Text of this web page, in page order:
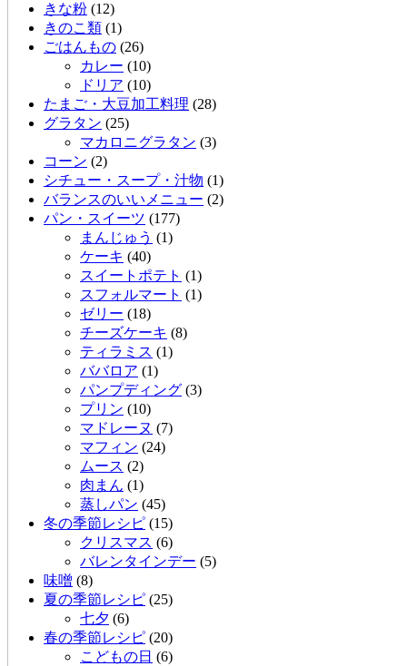
きな粉 (12)
きのこ類 (1)
ごはんもの (26)
カレー (10)
ドリア (10)
たまご・大豆加工料理 (28)
グラタン (25)
マカロニグラタン (3)
コーン (2)
シチュー・スープ・汁物 (1)
バランスのいいメニュー (2)
パン・スイーツ (177)
まんじゅう (1)
ケーキ (40)
スイートポテト (1)
スフォルマート (1)
ゼリー (18)
チーズケーキ (8)
ティラミス (1)
ババロア (1)
パンプディング (3)
プリン (10)
マドレーヌ (7)
マフィン (24)
ムース (2)
肉まん (1)
蒸しパン (45)
冬の季節レシピ (15)
クリスマス (6)
バレンタインデー (5)
味噌 (8)
夏の季節レシピ (25)
七夕 (6)
春の季節レシピ (20)
こどもの日 (6)